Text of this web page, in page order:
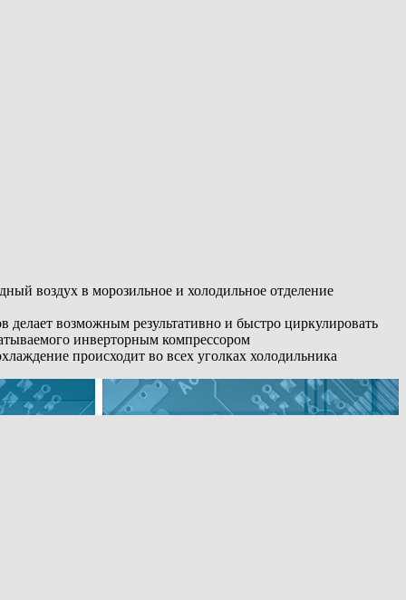
воздух в морозильное и холодильное отделение
делает возможным результативно и быстро циркулировать
инверторным компрессором
происходит во всех уголках холодильника